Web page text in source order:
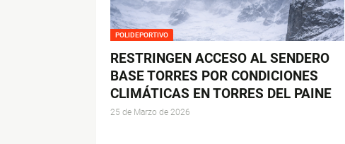
POLIDEPORTIVO
RESTRINGEN ACCESO AL SENDERO
BASE TORRES POR CONDICIONES
CLIMÁTICAS EN TORRES DEL PAINE
25 de Marzo de 2026